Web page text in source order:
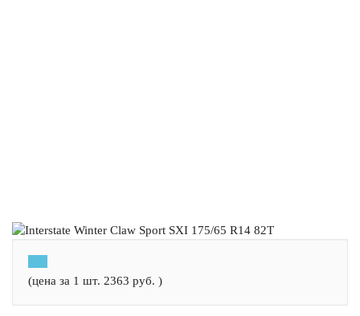
(цена за 1 шт. 2363 руб. )